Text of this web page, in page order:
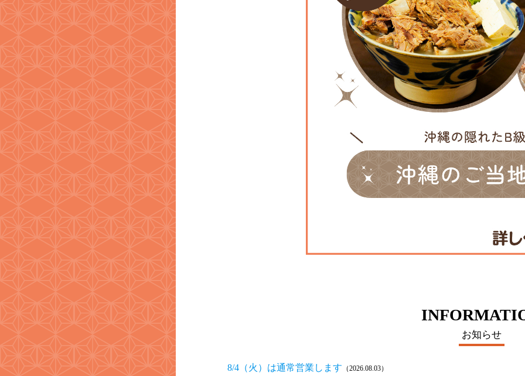
お知らせ
8/4（火）は通常営業します （2026.08.03）